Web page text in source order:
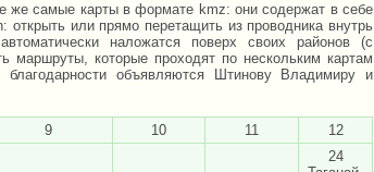
же самые карты в формате kmz: они содержат в себе
или прямо перетащить из проводника внутрь
наложатся поверх своих районов (с
маршруты, которые проходят по нескольким картам
благодарности объявляются Штинову Владимиру и
9 10 11 12
24